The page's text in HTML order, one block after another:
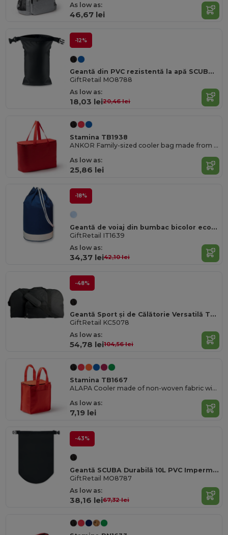
As low as:
46,67 lei
-12%
Geantă din PVC rezistentă la apă SCUBADOO Compact 1.5L
GiftRetail MO8788
As low as:
18,03 lei20,46 lei
Stamina TB1938
ANKOR Family-sized cooler bag made from 600D RPET
As low as:
25,86 lei
-18%
Geantă de voiaj din bumbac bicolor ecologic YATCH
GiftRetail IT1639
As low as:
34,37 lei42,10 lei
-48%
Geantă Sport și de Călătorie Versatilă TERRA cu Buzunare
GiftRetail KC5078
As low as:
54,78 lei104,56 lei
Stamina TB1667
ALAPA Cooler made of non-woven fabric with large capacity and isothermal interior
As low as:
7,19 lei
-43%
Geantă SCUBA Durabilă 10L PVC Impermeabilă pentru Echipament Scuba
GiftRetail MO8787
As low as:
38,16 lei67,32 lei